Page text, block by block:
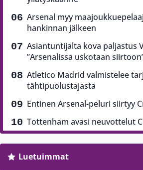
Arsenal myy
hankinnan jälkeen
Asiantuntijalta kova paljastus
”Arsenalissa uskotaan
Atletico Madrid valmistelee
tähtipuolustajasta
Entinen Arsenal-peluri siirtyy
Tottenham avasi neuvottelut
Luetuimmat